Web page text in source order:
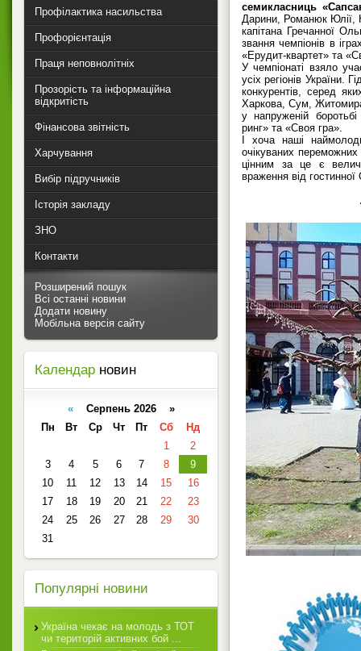
семикласниць
Дарини, Романюк Юлії,
капітана Гречанної
звання чемпіонів в
«Ерудит-квартет» та
У чемпіонаті взяло
усіх регіонів України.
конкурентів, серед
Харкова, Сум,
у напруженій
ринг» та «Своя гра».
І хоча наші
очікуваних
цінним за це є
враження від
Профілактика насильства
Профорієнтація
Праця неповнолітніх
Прозорість та інформаційна
відкритість
Фінансова звітність
Харчування
Вибір підручників
Історія закладу
ЗНО
Контакти
Розширений пошук
Всі останні новини
Додати новину
Мобільна версія сайту
Календар новин
«Серпень 2026 »
Пн
Вт Ср Чт Пт Сб
Нд
1
2
3
4 5 6 7 8
9
10
11 12 13 14 15
16
17
18 19 20 21 22
23
24
25 26 27 28 29
30
31
Популярні новини
Україна чекає на молодь з ТОТ
чи територій активних бой ...